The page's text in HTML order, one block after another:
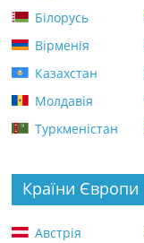
Білорусь
Вірменія
Казахстан
Молдавія
Туркменістан
Країни Європи
Австрія